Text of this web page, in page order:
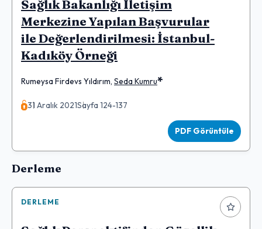
Sağlık Bakanlığı İletişim
Merkezine Yapılan Başvurular
ile Değerlendirilmesi: İstanbul-
Kadıköy Örneği
Rumeysa Firdevs Yıldırım, Seda Kumru*
31 Aralık 2021Sayfa 124-137
PDF Görüntüle
Derleme
DERLEME